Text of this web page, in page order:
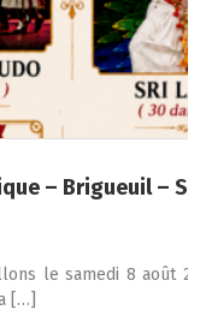
– Samedi 08
août 2026, à partir